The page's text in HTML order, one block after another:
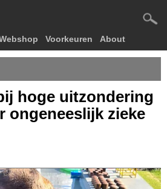
Voorkeuren About
hoge uitzondering
ongeneeslijk zieke